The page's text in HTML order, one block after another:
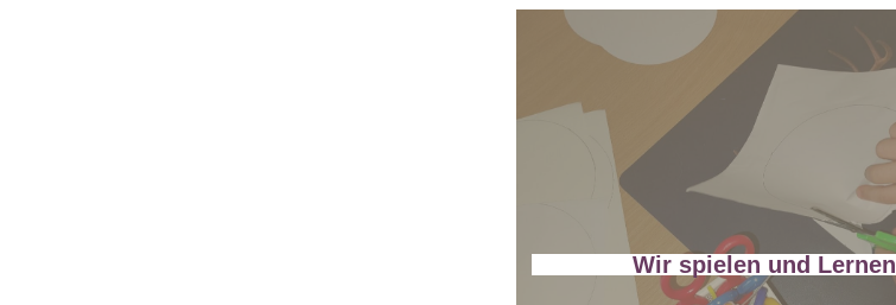
Wir spielen und Lernen